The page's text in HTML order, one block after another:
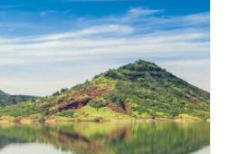
PANIER / DÉTAILS